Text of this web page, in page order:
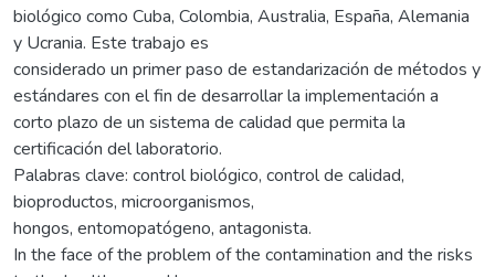
biológico como Cuba, Colombia, Australia, España, Alemania
y Ucrania. Este trabajo es
considerado un primer paso de estandarización de métodos y
estándares con el fin de desarrollar la implementación a
corto plazo de un sistema de calidad que permita la
certificación del laboratorio.
Palabras clave: control biológico, control de calidad,
bioproductos, microorganismos,
hongos, entomopatógeno, antagonista.
In the face of the problem of the contamination and the risks